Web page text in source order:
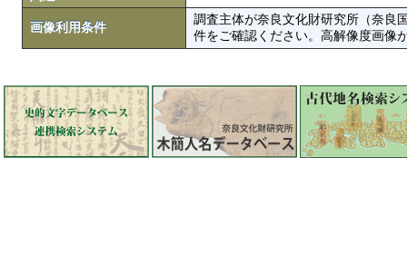
画像利用条件
調査主体が奈良文化財研究所（奈良
件をご確認ください。高解像度画像